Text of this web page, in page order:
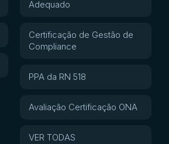
Adequado
Certificação de Gestão de
Compliance
PPA da RN 518
Avaliação Certificação ONA
VER TODAS